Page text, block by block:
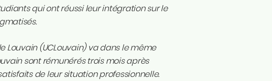
qui ont réussi leur intégration sur le
Louvain (UCLouvain) va dans le même
sont rémunérés trois mois après
de leur situation professionnelle.